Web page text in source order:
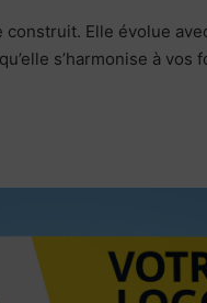
construit. Elle évolue
s’harmonise à vos